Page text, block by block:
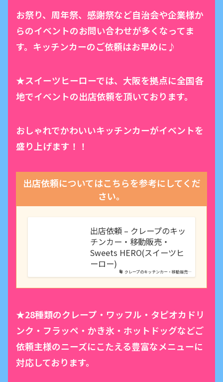
お祭り、周年祭、感謝祭など自治会や企業様か
らのイベントのお問い合わせが多くなってま
す。キッチンカーのご依頼はお早めに♪
★スイーツヒーローでは、大阪を拠点に全国各
地でイベントの出店依頼を頂いております。
おしゃれでかわいいキッチンカーがイベントを
盛り上げます！！
出店依頼についてはこちらを参考にしてくだ
さい。
クレープのキッチンカー・移動販売…
出店依頼 – クレープのキッ
チンカー・移動販売・
Sweets HERO(スイーツヒ
ーロー)
★28種類のクレープ・ワッフル・タピオカドリ
ンク・フラッペ・かき氷・ホットドッグなどご
依頼主様のニーズにこたえる豊富なメニューに
対応しております。